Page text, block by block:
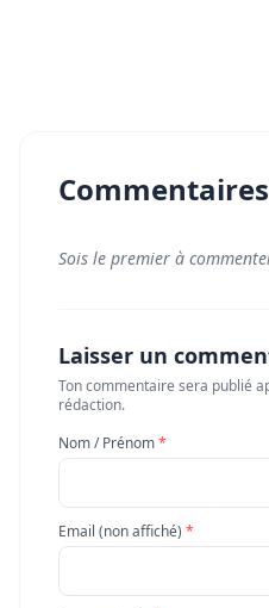
Commentaires
Sois le premier à
Laisser un
Ton commentaire sera publié
rédaction.
Nom / Prénom*
Email (non affiché) *